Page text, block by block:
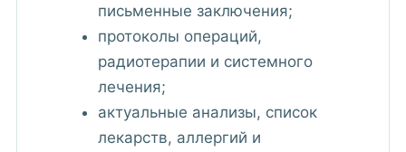
письменные заключения;
протоколы операций,
радиотерапии и системного
лечения;
актуальные анализы, список
лекарств, аллергий и